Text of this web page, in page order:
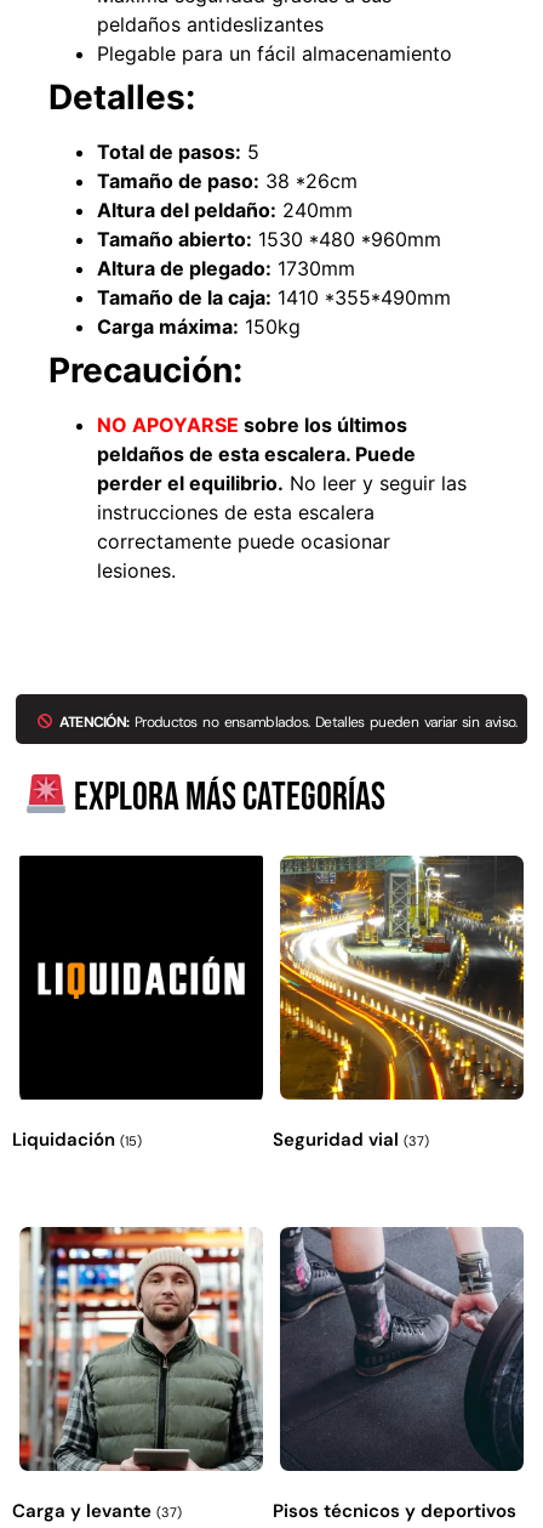
peldaños antideslizantes
Plegable para un fácil almacenamiento
Detalles:
Total de pasos: 5
Tamaño de paso: 38 *26cm
Altura del peldaño: 240mm
Tamaño abierto: 1530 *480 *960mm
Altura de plegado: 1730mm
Tamaño de la caja: 1410 *355*490mm
Carga máxima: 150kg
Precaución:
NO APOYARSE sobre los últimos
peldaños de esta escalera. Puede
perder el equilibrio. No leer y seguir las
instrucciones de esta escalera
correctamente puede ocasionar
lesiones.
ATENCIÓN:Productos no ensamblados. Detalles pueden variar sin aviso.
Explora más categorías
Liquidación (15) Seguridad vial (37)
Carga y levante (37) Pisos técnicos y deportivos
Empaquetadura 3/16"
4.8mm neopreno con 1 tela
$803.797
Agregar al carrito
Explora más productos